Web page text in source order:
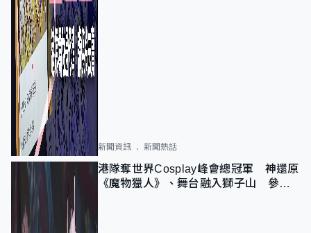
新聞資訊 新聞熱話
港隊奪世界Cosplay峰會總冠軍 神還原
《魔物獵人》、舞台融入獅子山 參賽